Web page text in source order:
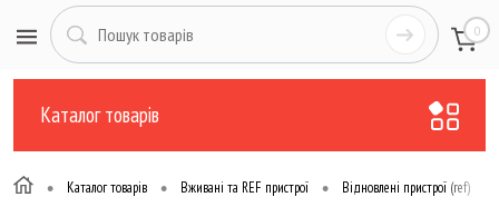
0
Каталог товарів
• Каталог товарів • Вживані та REF пристрої • Відновлені пристрої (ref)